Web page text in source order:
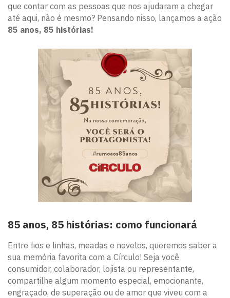
que contar com as pessoas que nos ajudaram a chegar
até aqui, não é mesmo? Pensando nisso, lançamos a ação
85 anos, 85 histórias!
85 anos, 85 histórias: como funcionará
Entre fios e linhas, meadas e novelos, queremos saber a
sua memória favorita com a Círculo! Seja você
consumidor, colaborador, lojista ou representante,
compartilhe algum momento especial, emocionante,
engraçado, de superação ou de amor que viveu com a